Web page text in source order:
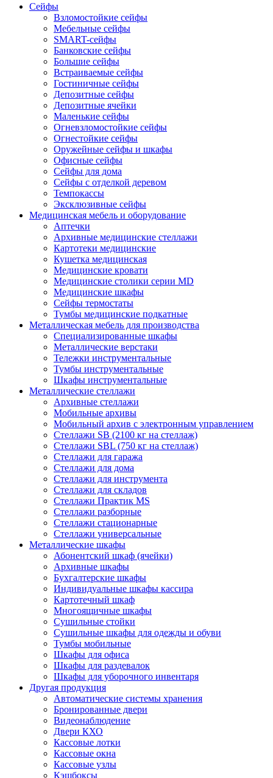
Сейфы
Взломостойкие сейфы
Мебельные сейфы
SMART-сейфы
Банковские сейфы
Большие сейфы
Встраиваемые сейфы
Гостиничные сейфы
Депозитные сейфы
Депозитные ячейки
Маленькие сейфы
Огневзломостойкие сейфы
Огнестойкие сейфы
Оружейные сейфы и шкафы
Офисные сейфы
Сейфы для дома
Сейфы с отделкой деревом
Темпокассы
Эксклюзивные сейфы
Медицинская мебель и оборудование
Аптечки
Архивные медицинские стеллажи
Картотеки медицинские
Кушетка медицинская
Медицинские кровати
Медицинские столики серии MD
Медицинские шкафы
Сейфы термостаты
Тумбы медицинские подкатные
Металлическая мебель для производства
Cпециализированные шкафы
Металлические верстаки
Тележки инструментальные
Тумбы инструментальные
Шкафы инструментальные
Металлические стеллажи
Архивные стеллажи
Мобильные архивы
Мобильный архив с электронным управлением
Стеллажи SB (2100 кг на стеллаж)
Стеллажи SBL (750 кг на стеллаж)
Стеллажи для гаража
Стеллажи для дома
Стеллажи для инструмента
Стеллажи для складов
Стеллажи Практик MS
Стеллажи разборные
Стеллажи стационарные
Стеллажи универсальные
Металлические шкафы
Абонентский шкаф (ячейки)
Архивные шкафы
Бухгалтерские шкафы
Индивидуальные шкафы кассира
Картотечный шкаф
Многоящичные шкафы
Сушильные стойки
Сушильные шкафы для одежды и обуви
Тумбы мобильные
Шкафы для офиса
Шкафы для раздевалок
Шкафы для уборочного инвентаря
Другая продукция
Автоматические системы хранения
Бронированные двери
Видеонаблюдение
Двери КХО
Кассовые лотки
Кассовые окна
Кассовые узлы
Кэшбоксы